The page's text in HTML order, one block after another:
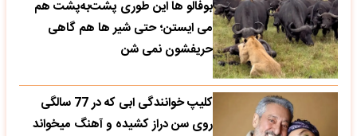
بوفالو ها این‌ طوری پشت‌به‌پشت هم
می‌ ایستن؛ حتی شیر ها هم گاهی
حریفشون نمی‌ شن
کلیپ خوانندگی ابی که در 77 سالگی
روی سن دراز کشیده و آهنگ میخواند